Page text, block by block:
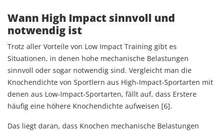
Wann High Impact sinnvoll und
notwendig ist
Trotz aller Vorteile von Low Impact Training gibt es
Situationen, in denen hohe mechanische Belastungen
sinnvoll oder sogar notwendig sind. Vergleicht man die
Knochendichte von Sportlern aus High-Impact-Sportarten mit
denen aus Low-Impact-Sportarten, fällt auf, dass Erstere
häufig eine höhere Knochendichte aufweisen [6].
Das liegt daran, dass Knochen mechanische Belastungen